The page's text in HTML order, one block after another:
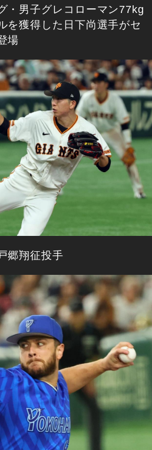
・男子グレコローマン77kg
を獲得した日下尚選手がセ
場
郷翔征投手